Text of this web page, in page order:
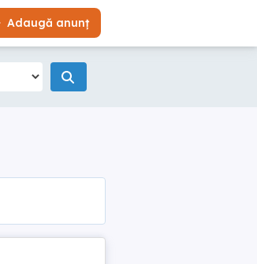
Adaugă anunț